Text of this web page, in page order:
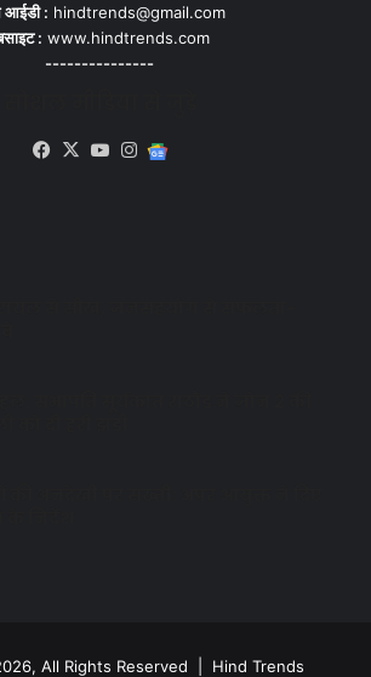
आईडी : hindtrends@gmail.com
: www.hindtrends.com
---------------
Facebook
X YouTubeInstagram
All Rights Reserved | Hind Trends